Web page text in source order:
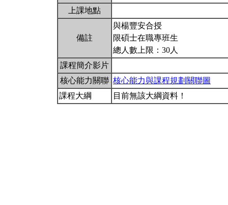
上課地點
備註
與楊豐安合授
限碩士在職專班生
總人數上限：30人
課程簡介影片
核心能力關聯 核心能力與課程規劃關聯圖
課程大綱
目前無該大綱資料！